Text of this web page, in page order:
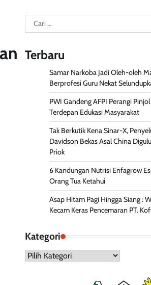
Cari
untuk:
Terbaru
Samar Narkoba Jadi Oleh-oleh
Berprofesi Guru Nekat
PWI Gandeng AFPI Perangi
Terdepan Edukasi Masyarakat
Tak Berkutik Kena Sinar-X,
Davidson Bekas Asal China
Priok
6 Kandungan Nutrisi Enfagrow
Orang Tua Ketahui
Asap Hitam Pagi Hingga Siang :
Kecam Keras Pencemaran PT.
Kategori
Kategori